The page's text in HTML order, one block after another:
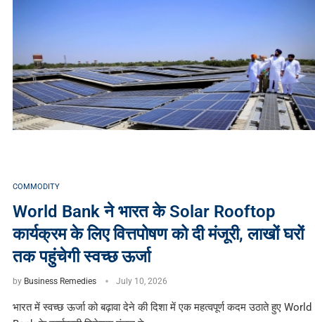
COMMODITY
World Bank ने भारत के Solar Rooftop
कार्यक्रम के लिए वित्तपोषण को दी मंजूरी, लाखों घरों
तक पहुंचेगी स्वच्छ ऊर्जा
by Business Remedies July 10, 2026
भारत में स्वच्छ ऊर्जा को बढ़ावा देने की दिशा में एक महत्वपूर्ण कदम उठाते हुए World